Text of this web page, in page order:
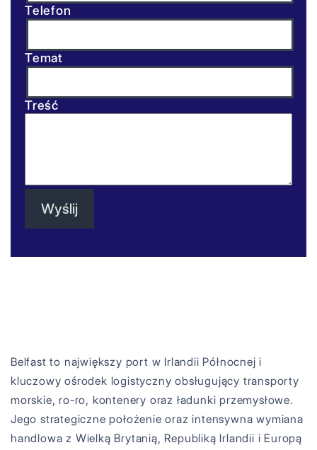
Telefon
Temat
Treść
Belfast to największy port w Irlandii Północnej i
kluczowy ośrodek logistyczny obsługujący transporty
morskie, ro-ro, kontenery oraz ładunki przemysłowe.
Jego strategiczne położenie oraz intensywna wymiana
handlowa z Wielką Brytanią, Republiką Irlandii i Europą